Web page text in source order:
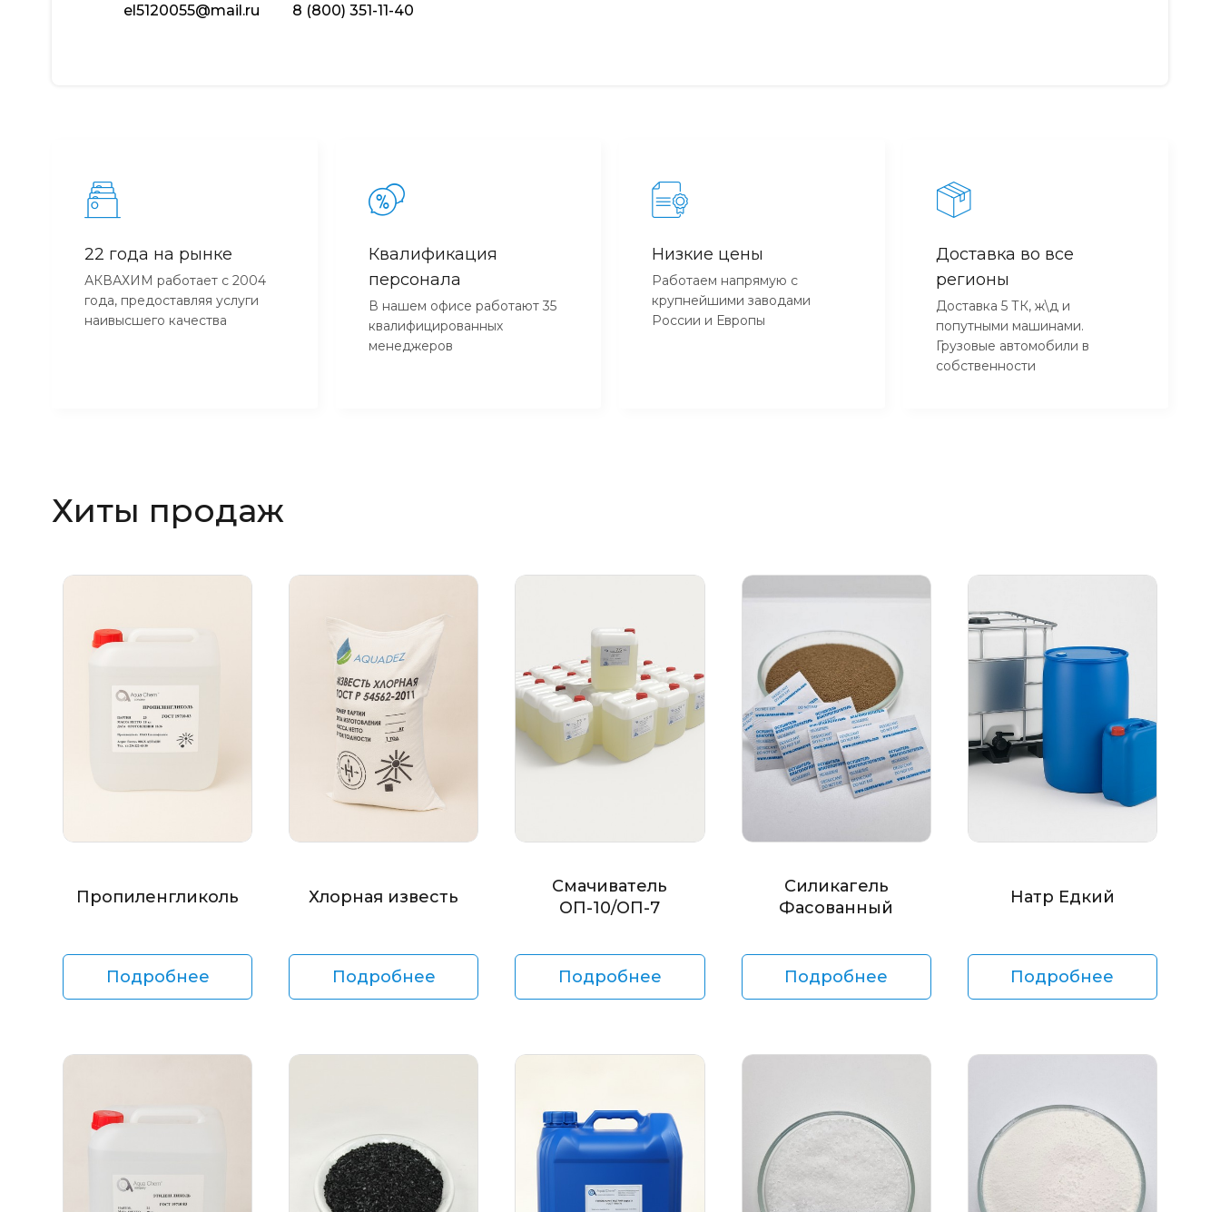
el5120055@mail.ru
8 (800) 351-11-40
22 года на рынке
АКВАХИМ работает с 2004
года, предоставляя услуги
наивысшего качества
Квалификация
персонала
В нашем офисе работают 35
квалифицированных
менеджеров
Низкие цены
Работаем напрямую с
крупнейшими заводами
России и Европы
Доставка во все
регионы
Доставка 5 ТК, ж\д и
попутными машинами.
Грузовые автомобили в
собственности
Хиты продаж
Пропиленгликоль
Подробнее
Хлорная известь
Подробнее
Смачиватель
ОП-10/ОП-7
Подробнее
Силикагель
Фасованный
Подробнее
Натр Едкий
Подробнее